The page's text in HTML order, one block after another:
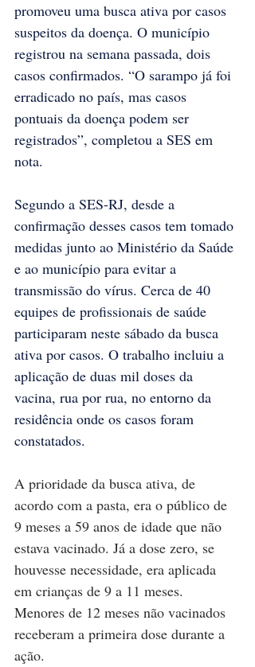
promoveu uma busca ativa por casos
suspeitos da doença. O município
registrou na semana passada, dois
casos confirmados. “O sarampo já foi
erradicado no país, mas casos
pontuais da doença podem ser
registrados”, completou a SES em
nota.
Segundo a SES-RJ, desde a
confirmação desses casos tem tomado
medidas junto ao Ministério da Saúde
e ao município para evitar a
transmissão do vírus. Cerca de 40
equipes de profissionais de saúde
participaram neste sábado da busca
ativa por casos. O trabalho incluiu a
aplicação de duas mil doses da
vacina, rua por rua, no entorno da
residência onde os casos foram
constatados.
A prioridade da busca ativa, de
acordo com a pasta, era o público de
9 meses a 59 anos de idade que não
estava vacinado. Já a dose zero, se
houvesse necessidade, era aplicada
em crianças de 9 a 11 meses.
Menores de 12 meses não vacinados
receberam a primeira dose durante a
ação.